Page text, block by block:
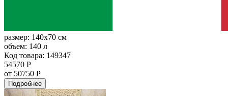
размер: 140x70 см
объем: 140 л
Код товара: 149347
54570 Р
от 50750 Р
Подробнее